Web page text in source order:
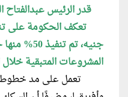
قدر الرئيس
جنيه، تم
المشروعات المتبقية خلال
تعمل على مد خطوط